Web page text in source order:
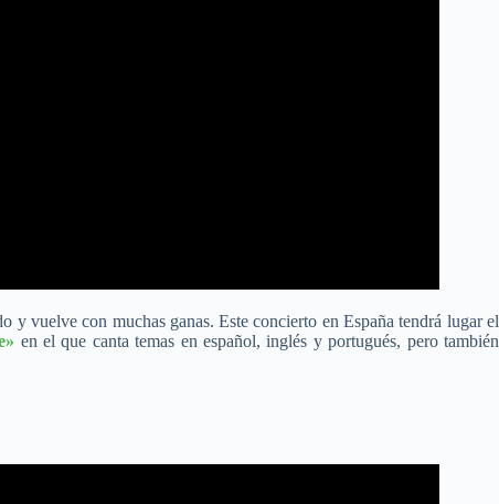
y vuelve con muchas ganas. Este concierto en España tendrá lugar el
en el que canta temas en español, inglés y portugués, pero también